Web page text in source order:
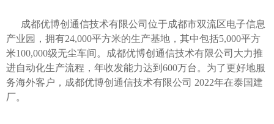
成都优博创通信技术有限公司位于成都市双流区电子信息
产业园，拥有24,000平方米的生产基地，其中包括5,000平方
米100,000级无尘车间。成都优博创通信技术有限公司大力推
进自动化生产流程，年收发能力达到600万台。为了更好地服
务海外客户，成都优博创通信技术有限公司 2022年在泰国建
厂。